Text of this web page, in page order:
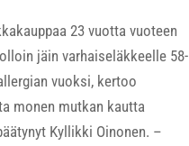
23 vuotta vuoteen
jäin varhaiseläkkeelle 58-
vuoksi, kertoo
monen mutkan kautta
Kyllikki Oinonen. –